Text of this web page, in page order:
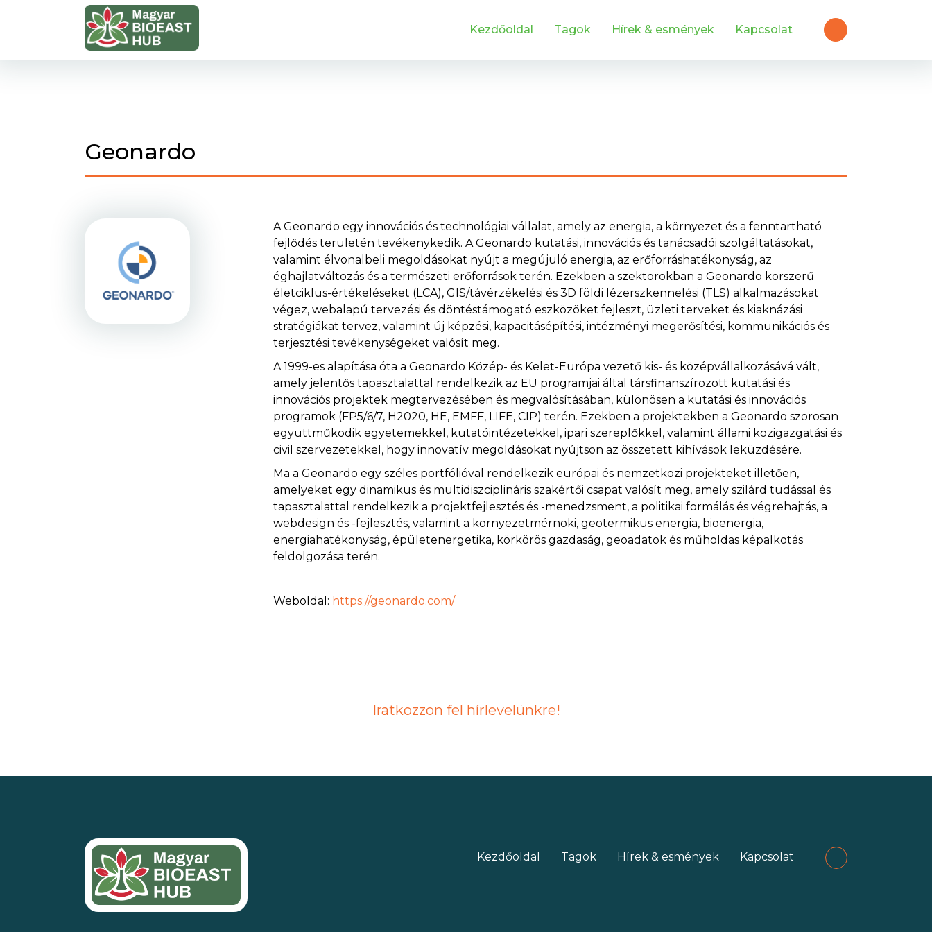
Kezdőoldal Tagok Hírek & esmények Kapcsolat
Geonardo
A Geonardo egy innovációs és technológiai vállalat, amely az energia, a környezet és a fenntartható
fejlődés területén tevékenykedik. A Geonardo kutatási, innovációs és tanácsadói szolgáltatásokat,
valamint élvonalbeli megoldásokat nyújt a megújuló energia, az erőforráshatékonyság, az
éghajlatváltozás és a természeti erőforrások terén. Ezekben a szektorokban a Geonardo korszerű
életciklus-értékeléseket (LCA), GIS/távérzékelési és 3D földi lézerszkennelési (TLS) alkalmazásokat
végez, webalapú tervezési és döntéstámogató eszközöket fejleszt, üzleti terveket és kiaknázási
stratégiákat tervez, valamint új képzési, kapacitásépítési, intézményi megerősítési, kommunikációs és
terjesztési tevékenységeket valósít meg.
A 1999-es alapítása óta a Geonardo Közép- és Kelet-Európa vezető kis- és középvállalkozásává vált,
amely jelentős tapasztalattal rendelkezik az EU programjai által társfinanszírozott kutatási és
innovációs projektek megtervezésében és megvalósításában, különösen a kutatási és innovációs
programok (FP5/6/7, H2020, HE, EMFF, LIFE, CIP) terén. Ezekben a projektekben a Geonardo szorosan
együttműködik egyetemekkel, kutatóintézetekkel, ipari szereplőkkel, valamint állami közigazgatási és
civil szervezetekkel, hogy innovatív megoldásokat nyújtson az összetett kihívások leküzdésére.
Ma a Geonardo egy széles portfólióval rendelkezik európai és nemzetközi projekteket illetően,
amelyeket egy dinamikus és multidiszciplináris szakértői csapat valósít meg, amely szilárd tudással és
tapasztalattal rendelkezik a projektfejlesztés és -menedzsment, a politikai formálás és végrehajtás, a
webdesign és -fejlesztés, valamint a környezetmérnöki, geotermikus energia, bioenergia,
energiahatékonyság, épületenergetika, körkörös gazdaság, geoadatok és műholdas képalkotás
feldolgozása terén.
Weboldal: https://geonardo.com/
Iratkozzon fel hírlevelünkre!
Kezdőoldal Tagok Hírek & esmények Kapcsolat